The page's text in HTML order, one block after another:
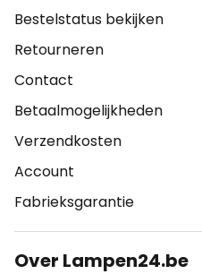
Bestelstatus bekijken
Retourneren
Contact
Betaalmogelijkheden
Verzendkosten
Account
Fabrieksgarantie
Over Lampen24.be